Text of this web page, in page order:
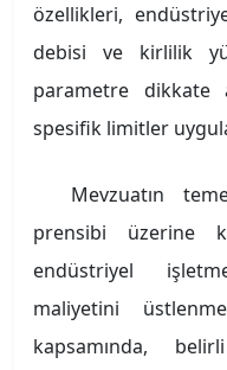
özellikleri,
debisi ve kirlilik
parametre dikkate
spesifik limitler
Mevzuatın
prensibi üzerine
endüstriyel
maliyetini
kapsamında,